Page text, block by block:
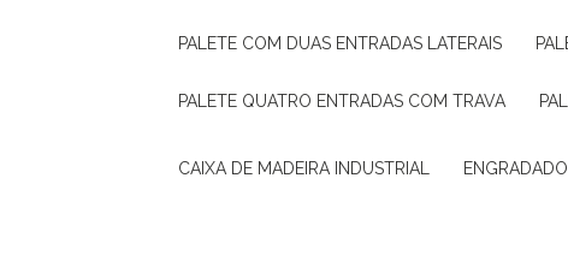
PALETE COM DUAS ENTRADAS LATERAIS
PALETE QUATRO ENTRADAS COM TRAVA
CAIXA DE MADEIRA INDUSTRIAL